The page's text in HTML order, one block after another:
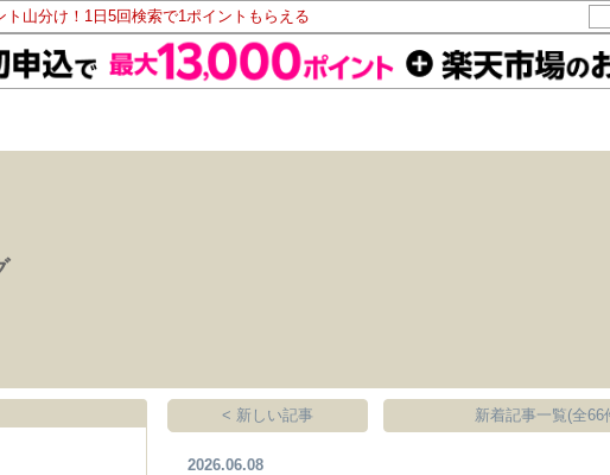
ト山分け！1日5回検索で1ポイントもらえる
< 新しい記事 新着記事一覧(全66
2026.06.08